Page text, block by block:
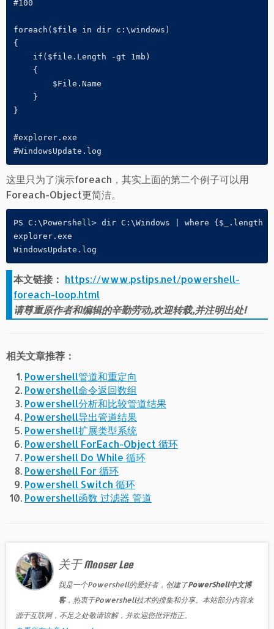
#100
foreach($file in dir c:\windows)
{
    if($file.Length -gt 1mb)
    {
        $File.Name
    }
}
#explorer.exe
#WindowsUpdate.log
这里只为了演示foreach，其实上面的第二个例子可以用
Foreach-Object更简洁。
PS C:\Powershell> dir C:\Windows | where {$_.length
explorer.exe
WindowsUpdate.log
本文链接： https://www.pstips.net/powershell-
foreach-loop.html
请尊重原作者和编辑的辛勤劳动,欢迎转载,并注明出处!
相关文章推荐：
Powershell管道和重定向
Powershell命令返回数组
Powershell分析和比较管道结果
Powershell导出管道结果
Powershell扩展类型系统
Powershell ForEach-Object 循环
Powershell Do While 循环
Powershell For 循环
Powershell Switch 循环
Powershell函数 过滤器 管道
关于 Mooser Lee
我是一个Powershell的爱好者，创建了PowerShell中文博
客，热衷于Powershell技术的搜集和分享。本站部分内容来
源于互联网，不足之处敬请谅解，并欢迎您批评指正。